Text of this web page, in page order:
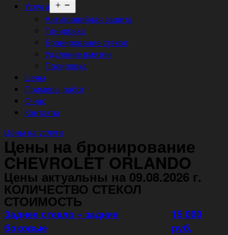
Услуги
меню
Антигравийная защита
Тонировка
Бронирование стёкол
Удаление вмятин
Полировка
Цены
Примеры работ
О нас
Контакты
Цены на услуги
Цены на бронирование
CHEVROLET ORLANDO
Цены актуальны на 09.08.2026 г.
КОЛИЧЕСТВО СТЕКОЛ
СТОИМОСТЬ
Заднее стекло + задние
боковые
15 000
руб.